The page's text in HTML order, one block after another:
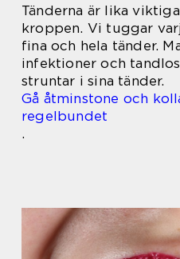
Tänderna är lika
kroppen. Vi tuggar
fina och hela tänder.
infektioner och
struntar i sina tänder.
Gå åtminstone och
regelbundet
.